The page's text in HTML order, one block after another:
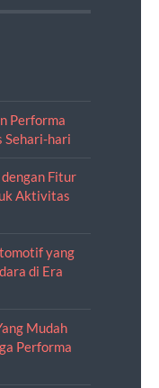
Performa
Sehari-hari
Fitur
Aktivitas
yang
di Era
Mudah
Performa